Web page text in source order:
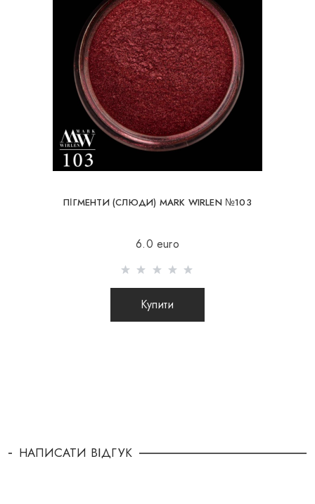
ПІГМЕНТИ (СЛЮДИ) MARK WIRLEN №103
6.0 euro
Купити
НАПИСАТИ ВІДГУК